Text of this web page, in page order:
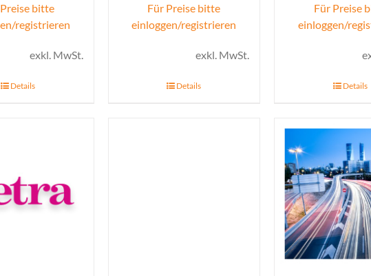
bitte
registrieren
exkl. MwSt.
Details
Für Preise bitte
einloggen/registrieren
exkl. MwSt.
Details
Für Preise
einloggen/
Details